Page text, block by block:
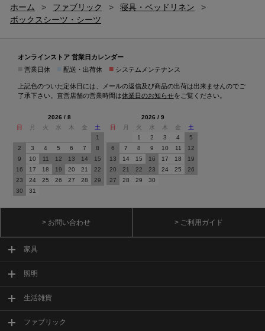
ホーム > ファブリック > 寝具・ベッドリネン
>
ボックスシーツ・シーツ
オンラインストア 営業日カレンダー
営業日休 配送・出荷休 ■ システムメンテナンス
上記色のついた定休日には、メールの返信及び商品の出荷は出来ませんのでご
了承下さい。直営店舗の営業時間は休業日のお知らせをご覧ください。
2026 / 8
日
月 火 水 木 金
土
1
2
3 4 5 6 7
8
9
10 11 12 13 14
15
16
17 18 19 20 21
22
23
24 25 26 27 28
29
30
31
2026 / 9
日
月 火 水 木 金
土
1
2 3 4
5
6
7 8 9 10 11
12
13
14 15 16 17 18
19
20
21 22 23 24 25
26
27
28 29 30
> お問い合わせ > ご利用ガイド
家具
照明
生活雑貨
ファブリック